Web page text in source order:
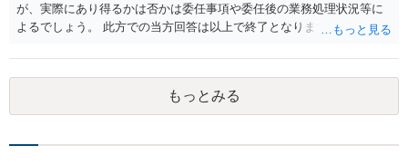
が、実際にあり得るかは否かは委任事項や委任後の業務処理状況等に
よるでしょう。 此方での当方回答は以上で終了となりますが、参考に
もっとみる